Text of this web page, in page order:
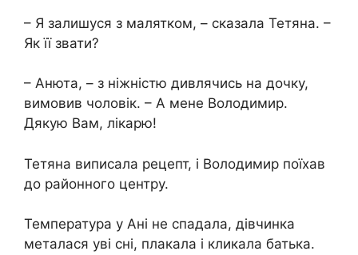
– Я залишуся з малятком, – сказала Тетяна. –
Як її звати?
– Анюта, – з ніжністю дивлячись на дочку,
вимовив чоловік. – А мене Володимир.
Дякую Вам, лікарю!
Тетяна виписала рецепт, і Володимир поїхав
до районного центру.
Температура у Ані не спадала, дівчинка
металася уві сні, плакала і кликала батька.